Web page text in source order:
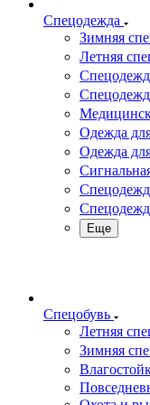
Спецодежда
Зимняя
Летняя
Одежда
Одежда
Еще
Спецобувь
Летняя
Зимняя